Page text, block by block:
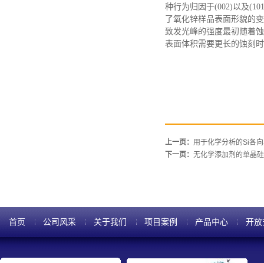
种行为归因于(002)以及
了氧化锌样品表面形貌的
致发光峰的强度最初随着
表面体积需要更长的蚀刻
上一页： 用于化学分析的Si各
下一页： 无化学添加剂的单晶
首页 公司风采 关于我们 项目案例 产品中心 开放